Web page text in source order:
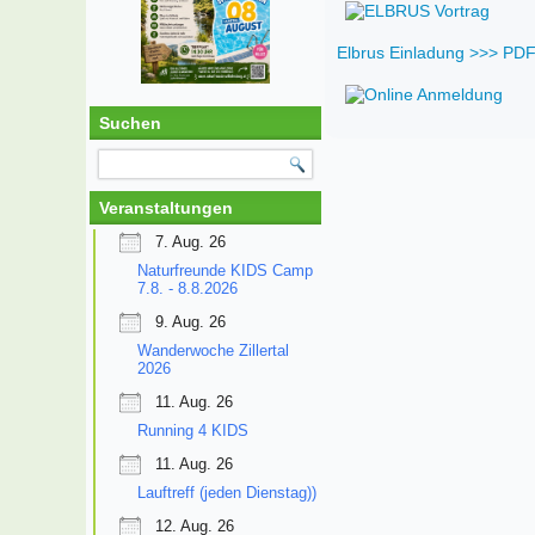
Suchen
Veranstaltungen
7. Aug. 26
Naturfreunde KIDS Camp
7.8. - 8.8.2026
9. Aug. 26
Wanderwoche Zillertal
2026
11. Aug. 26
Running 4 KIDS
11. Aug. 26
Lauftreff (jeden Dienstag))
12. Aug. 26
Elbrus Einladung >>> PDF